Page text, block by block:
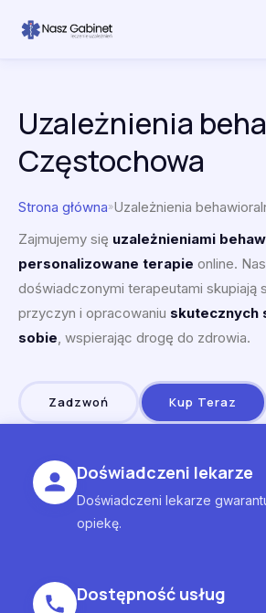
Uzależnienia
Częstochowa
Strona główna»Uzależnienia
Zajmujemy się uzależnieniami
personalizowane terapie online.
doświadczonymi terapeutami skupiają
przyczyn i opracowaniu skutecznych
sobie , wspierając drogę do zdrowia.
Zadzwoń Kup Teraz
Doświadczeni lekarze
Doświadczeni lekarze
opiekę.
Dostępność usług